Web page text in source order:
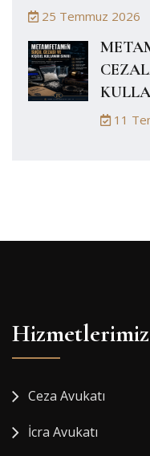
25 Temmuz 2026
11
Hizmetlerimiz
Ceza Avukatı
İcra Avukatı